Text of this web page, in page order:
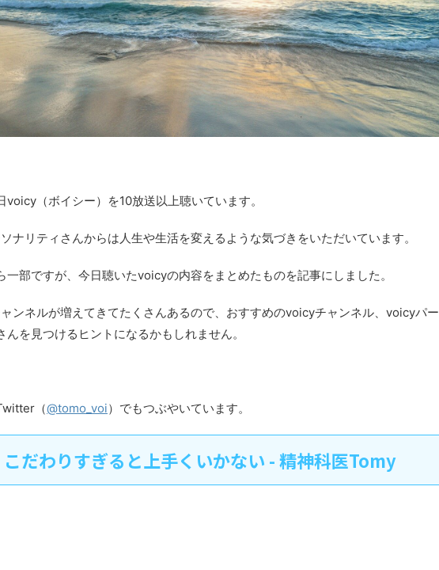
voicy（ボイシー）を10放送以上聴いています。
ナリティさんからは人生や生活を変えるような気づきをいただいています。
一部ですが、今日聴いたvoicyの内容をまとめたものを記事にしました。
ンネルが増えてきてたくさんあるので、おすすめのvoicyチャンネル、voicyパー
んを見つけるヒントになるかもしれません。
（@tomo_voi）でもつぶやいています。
こだわりすぎると上手くいかない - 精神科医Tomy